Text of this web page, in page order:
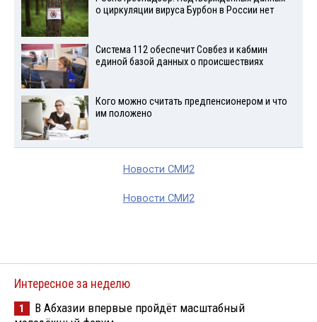
о циркуляции вируса Бурбон в России нет
Система 112 обеспечит Совбез и кабмин
единой базой данных о происшествиях
Кого можно считать предпенсионером и что
им положено
Новости СМИ2
Новости СМИ2
Интересное за неделю
1
В Абхазии впервые пройдёт масштабный